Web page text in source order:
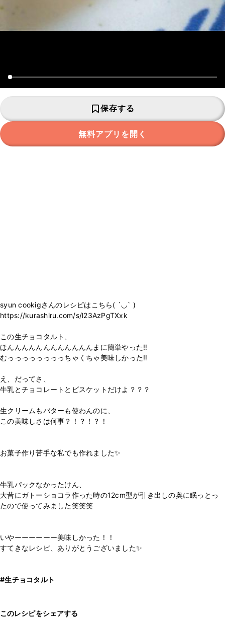
保存する
無料アプリを開く
syun cookigさんのレシピはこちら( ´◡` )
https://kurashiru.com/s/l23AzPgTXxk
この生チョコタルト、
ほんんんんんんんんんんんんまに簡単やった‼️
むっっっっっっっっちゃくちゃ美味しかった‼️
え、だってさ、
牛乳とチョコレートとビスケットだけよ？？？
生クリームもバターも使わんのに、
この美味しさは何事？！？！？！
お菓子作り苦手な私でも作れました✨
牛乳パックなかったけん、
大昔にガトーショコラ作った時の12cm型が引き出しの奥に眠っとっ
たので使ってみました笑笑笑
いやーーーーーー美味しかった！！
すてきなレシピ、ありがとうございました✨
#生チョコタルト
このレシピをシェアする